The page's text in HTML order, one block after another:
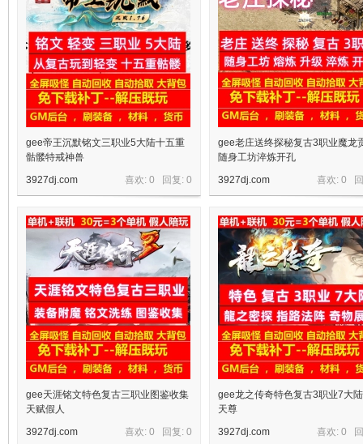
gee帝王沉默铭文三职业5大陆十五重
骷髅特戒神兽
喜欢: 0 回复: 0
3927dj.com
gee老庄送终探秘复古3职业魔龙
随身工坊淬炼开孔
喜欢: 0
3927dj.com
gee天涯铭文特色复古三职业图鉴收集
天赋假人
喜欢: 0 回复: 0
3927dj.com
gee龙之传奇特色复古3职业7大
天尊
喜欢: 0
3927dj.com